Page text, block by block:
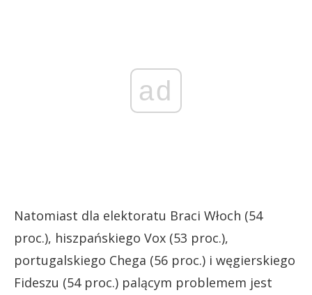
ad
Natomiast dla elektoratu Braci Włoch (54
proc.), hiszpańskiego Vox (53 proc.),
portugalskiego Chega (56 proc.) i węgierskiego
Fideszu (54 proc.) palącym problemem jest